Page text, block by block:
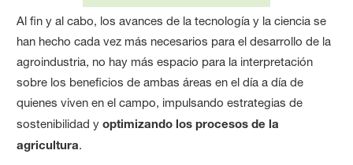
Al fin y al cabo, los avances de la tecnología y la ciencia se
han hecho cada vez más necesarios para el desarrollo de la
agroindustria, no hay más espacio para la interpretación
sobre los beneficios de ambas áreas en el día a día de
quienes viven en el campo, impulsando estrategias de
sostenibilidad yoptimizando los procesos de la
agricultura.